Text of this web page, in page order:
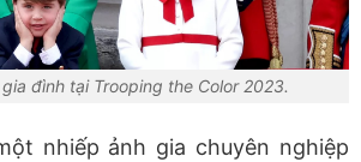
đình tại Trooping the Color 2023.
nhiếp ảnh gia chuyên nghiệp